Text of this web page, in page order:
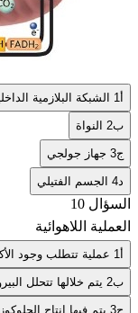
1 الشبكة البلازمية الداخلية
ب2 النواة
ج3 جهاز جولجي
4 الجسم الفتيلي
السؤال 10
العملية اللاهوائية
1 عملية تتطلب وجود الأكسجين
ب2 يتم خلالها تتحلل البيروفات إلى ثاني أكسيد الكربون
ج3 يتم فيها إنتاج الجلوكوز